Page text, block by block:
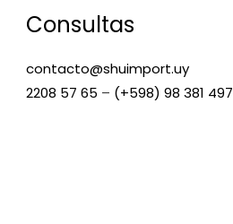
Consultas
contacto@shuimport.uy
2208 57 65 – (+598) 98 381 497